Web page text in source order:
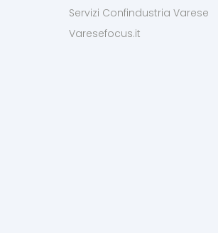
Servizi Confindustria Varese
Varesefocus.it